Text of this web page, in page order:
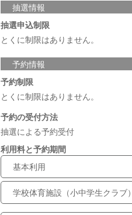
抽選情報
抽選申込制限
とくに制限はありません。
予約情報
予約制限
とくに制限はありません。
予約の受付方法
抽選による予約受付
利用料と予約期間
基本利用
学校体育施設（小中学生クラブ）